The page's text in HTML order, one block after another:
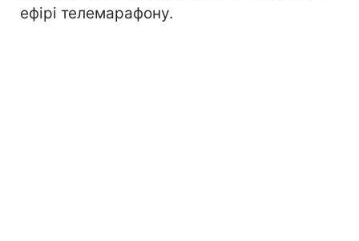
ефірі телемарафону.